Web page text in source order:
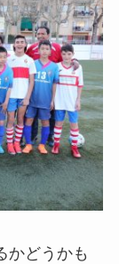
かどうかも